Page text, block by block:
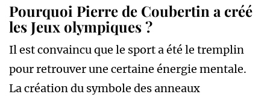
Pourquoi Pierre de Coubertin a créé
les Jeux olympiques ?
Il est convaincu que le sport a été le tremplin
pour retrouver une certaine énergie mentale.
La création du symbole des anneaux